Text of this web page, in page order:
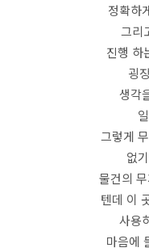
정확하
그리
진행 하
굉
생각
그렇게
없
물건의
텐데 이
사용
마음에